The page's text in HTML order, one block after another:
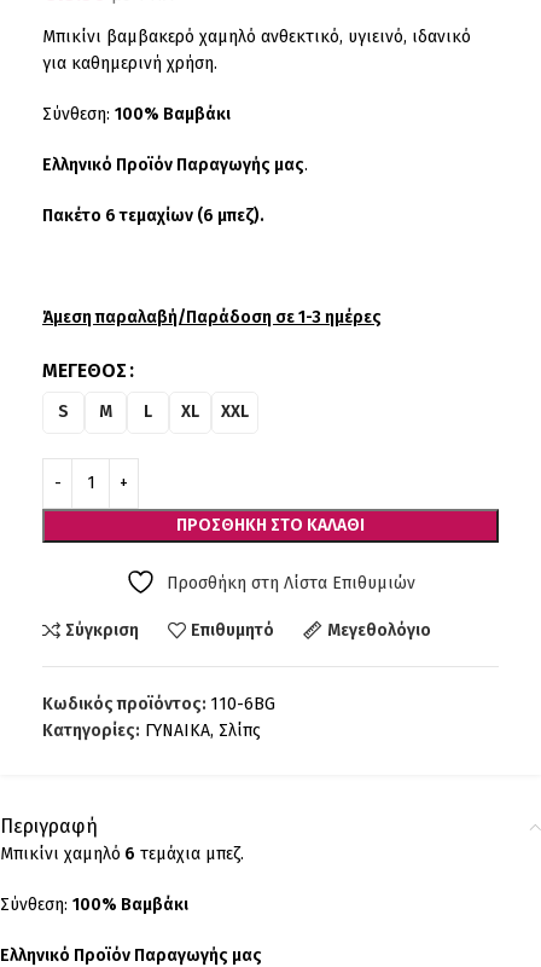
Μπικίνι βαμβακερό χαμηλό ανθεκτικό, υγιεινό, ιδανικό
για καθημερινή χρήση.
Σύνθεση: 100% Βαμβάκι
Ελληνικό Προϊόν Παραγωγής μας.
Πακέτο 6 τεμαχίων (6 μπεζ).
Άμεση παραλαβή/Παράδοση σε 1-3 ημέρες
ΜΈΓΕΘΟΣ
S M L XL XXL
ΠΡΟΣΘΉΚΗ ΣΤΟ ΚΑΛΆΘΙ
Προσθήκη στη Λίστα Επιθυμιών
Σύγκριση Επιθυμητό Μεγεθολόγιο
Κωδικός προϊόντος: 110-6BG
Κατηγορίες: ΓΥΝΑΙΚΑ, Σλίπς
Περιγραφή
Μπικίνι χαμηλό 6 τεμάχια μπεζ.
Σύνθεση: 100% Βαμβάκι
Ελληνικό Προϊόν Παραγωγής μας